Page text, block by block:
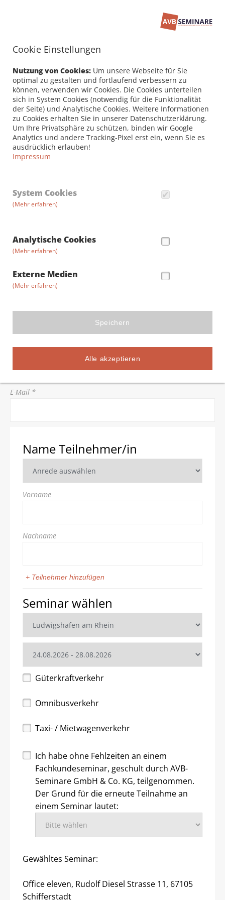
Cookie Einstellungen
Nutzung von Cookies: Um unsere Webseite für Sie
optimal zu gestalten und fortlaufend verbessern zu
können, verwenden wir Cookies. Die Cookies unterteilen
sich in System Cookies (notwendig für die Funktionalität
der Seite) und Analytische Cookies. Weitere Informationen
zu Cookies erhalten Sie in unserer Datenschutzerklärung.
Um Ihre Privatsphäre zu schützen, binden wir Google
Analytics und andere Tracking-Pixel erst ein, wenn Sie es
ausdrücklich erlauben!
Impressum
System Cookies
(Mehr erfahren)
Analytische Cookies
(Mehr erfahren)
Externe Medien
(Mehr erfahren)
Speichern
Alle akzeptieren
Seminarbuchung
PERSÖNLICHE DATEN /
RECHNUNGSANSCHRIFT
Firma
Vorname *
Stadt *
E-Mail *
Name Teilnehmer/in
Vorname
Nachname
+ Teilnehmer hinzufügen
Seminar wählen
Güterkraftverkehr
Omnibusverkehr
Taxi- / Mietwagenverkehr
Ich habe ohne Fehlzeiten an einem
Fachkundeseminar, geschult durch AVB-
Seminare GmbH & Co. KG, teilgenommen.
Der Grund für die erneute Teilnahme an
einem Seminar lautet:
Gewähltes Seminar:
Office eleven, Rudolf Diesel Strasse 11, 67105
Schifferstadt